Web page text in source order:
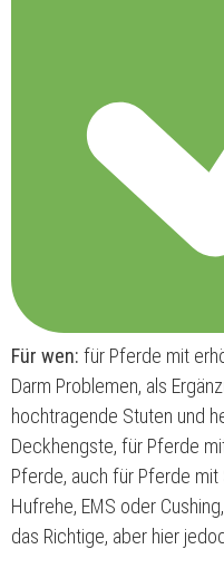
Für wen: für Pferde mit
Darm Problemen, als
hochtragende Stuten und
Deckhengste, für Pferde
Pferde, auch für Pferde
Hufrehe, EMS oder
das Richtige, aber hier